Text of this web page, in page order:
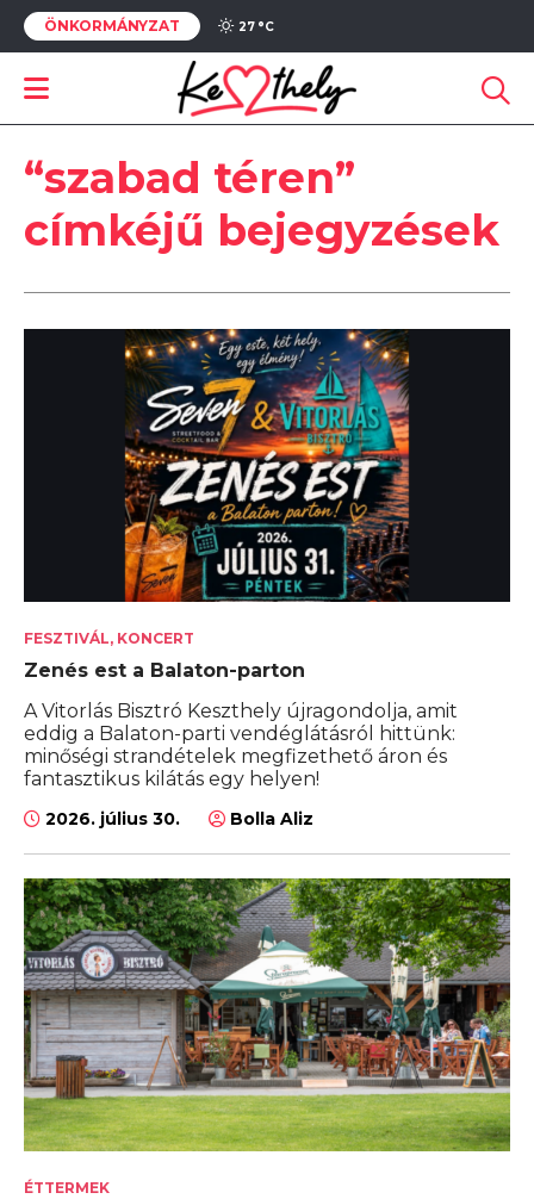
ÖNKORMÁNYZAT 27 °C
“szabad téren”
címkéjű bejegyzések
FESZTIVÁL, KONCERT
Zenés est a Balaton-parton
A Vitorlás Bisztró Keszthely újragondolja, amit
eddig a Balaton-parti vendéglátásról hittünk:
minőségi strandételek megfizethető áron és
fantasztikus kilátás egy helyen!
2026. július 30. Bolla Aliz
ÉTTERMEK